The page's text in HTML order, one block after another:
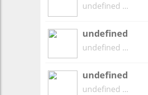
undefined ...
undefined
undefined ...
undefined
undefined ...